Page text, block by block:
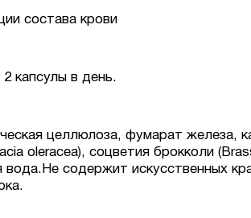
состава крови
капсулы в день.
целлюлоза, фумарат железа,
oleracea), соцветия брокколи
содержит искусственных